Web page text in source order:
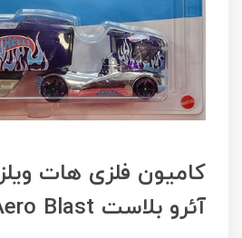
کامیون فلزی هات ویلز
آئرو بلاست Aero Blast